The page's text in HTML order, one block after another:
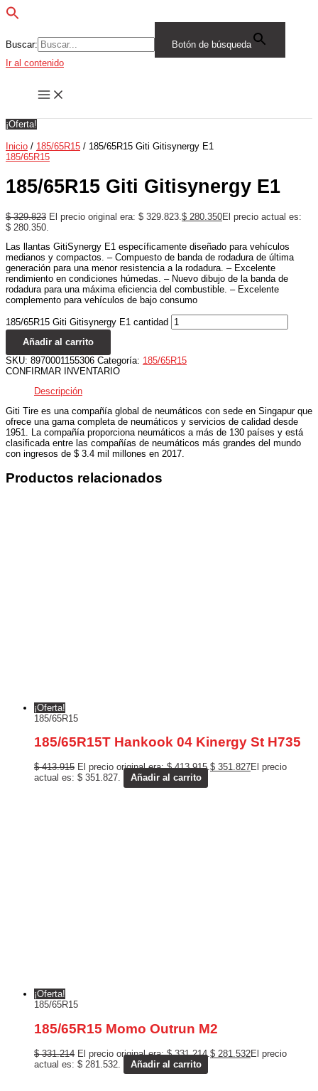
Buscar:
Botón de búsqueda
Ir al contenido
¡Oferta!
Inicio / 185/65R15 / 185/65R15 Giti Gitisynergy E1
185/65R15
185/65R15 Giti Gitisynergy E1
$329.823 El precio original era: $ 329.823. $ 280.350El precio actual es:
$ 280.350.
Las llantas GitiSynergy E1 específicamente diseñado para vehículos
medianos y compactos. – Compuesto de banda de rodadura de última
generación para una menor resistencia a la rodadura. – Excelente
rendimiento en condiciones húmedas. – Nuevo dibujo de la banda de
rodadura para una máxima eficiencia del combustible. – Excelente
complemento para vehículos de bajo consumo
185/65R15 Giti Gitisynergy E1 cantidad
Añadir al carrito
SKU: 8970001155306 Categoría: 185/65R15
CONFIRMAR INVENTARIO
Descripción
Giti Tire es una compañía global de neumáticos con sede en Singapur que
ofrece una gama completa de neumáticos y servicios de calidad desde
1951. La compañía proporciona neumáticos a más de 130 países y está
clasificada entre las compañías de neumáticos más grandes del mundo
con ingresos de $ 3.4 mil millones en 2017.
Productos relacionados
¡Oferta!
185/65R15
185/65R15T Hankook 04 Kinergy St H735
$413.915 El precio original era: $ 413.915.$ 351.827El precio
actual es: $ 351.827.
Añadir al carrito
¡Oferta!
185/65R15
185/65R15 Momo Outrun M2
$331.214 El precio original era: $ 331.214.$ 281.532El precio
actual es: $ 281.532.
Añadir al carrito